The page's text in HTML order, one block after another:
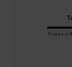
Troppo